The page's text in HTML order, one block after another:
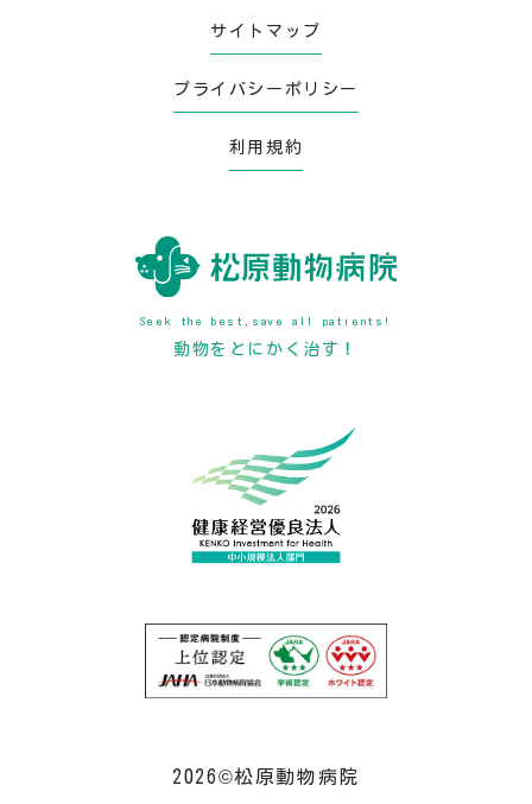
サイトマップ
プライバシーポリシー
利用規約
Seek the best,save all patients!
動物をとにかく治す！
2026©松原動物病院